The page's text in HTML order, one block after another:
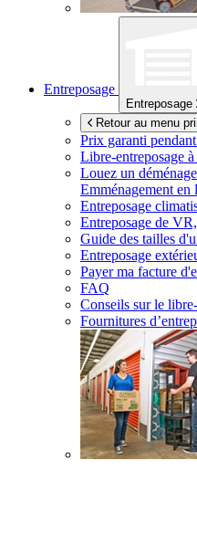
Entreposage
Entreposage
Retour au menu
Prix garanti
Libre-entreposage à
Louez un
Emménagement en
Entreposage
Entreposage de
Guide des tailles
Entreposage
Payer ma facture
FAQ
Conseils sur le
Fournitures